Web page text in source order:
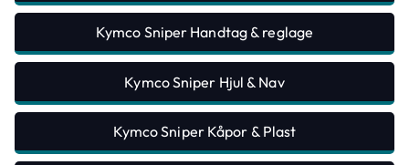
Kymco Sniper Handtag & reglage
Kymco Sniper Hjul & Nav
Kymco Sniper Kåpor & Plast